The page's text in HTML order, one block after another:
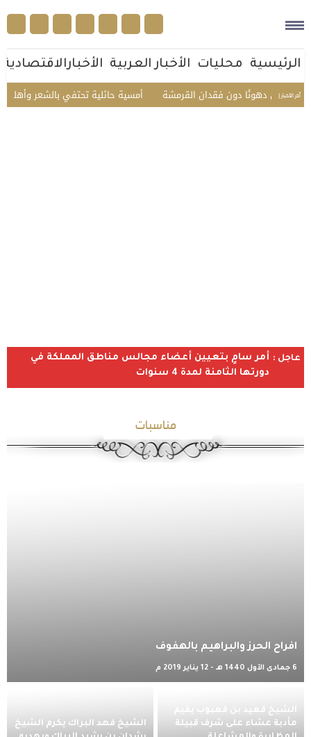
الرئيسية محليات الأخبار العربية الأخبارالاقتصادية
أخر الأخبار | أمسية حائلية تحتفي بالشعر وأهله.. تكريم دون فقدان القرمشة
عاجل : أمر سامٍ بتعيين أعضاء مجالس مناطق المملكة في
دورتها الثامنة لمدة 4 سنوات
مناسبات
افراح الحرز والبراهيم بالهفوف
6 جمادى الأول 1440 هـ - 12 يناير 2019 م
الشيخ قعيد بن قعبوب يقيم
مأدبة عشاء على شرف قبيلة
الشيخ فهد البراك يكرم الشيخ